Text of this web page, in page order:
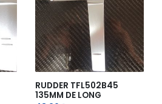
RUDDER TFL502B45
135MM DE LONG